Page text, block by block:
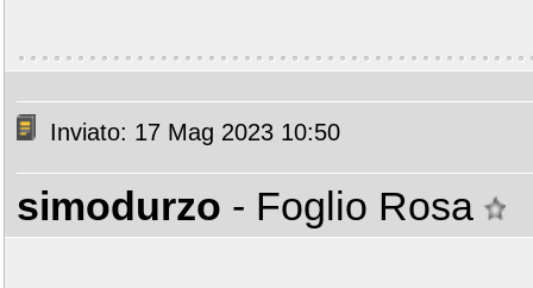
Inviato: 17 Mag 2023 10:50
simodurzo - Foglio Rosa